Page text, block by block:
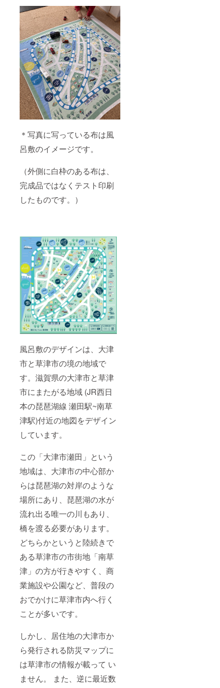
＊写真に写っている布は風
呂敷のイメージです。
（外側に白枠のある布は、
完成品ではなくテスト印刷
したものです。）
風呂敷のデザインは、大津
市と草津市の境の地域で
す。滋賀県の大津市と草津
市にまたがる地域 (JR西日
本の琵琶湖線 瀬田駅~南草
津駅)付近の地図をデザイン
しています。
この「大津市瀬田」という
地域は、大津市の中心部か
らは琵琶湖の対岸のような
場所にあり、琵琶湖の水が
流れ出る唯一の川もあり、
橋を渡る必要があります。
どちらかというと陸続きで
ある草津市の市街地「南草
津」の方が行きやすく、商
業施設や公園など、普段の
おでかけに草津市内へ行く
ことが多いです。
しかし、居住地の大津市か
ら発行される防災マップに
は草津市の情報が載って い
ません。 また、逆に最近数